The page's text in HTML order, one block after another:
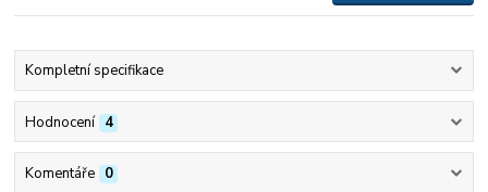
Kompletní specifikace
Hodnocení 4
Komentáře 0